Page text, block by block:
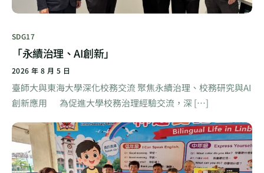
SDG17
「永續治理、AI創新」
2026 年 8 月 5 日
臺師大與東海大學深化校務交流 聚焦永續治理、校務研究與AI
創新應用 為促進大學校務治理經驗交流，深 […]